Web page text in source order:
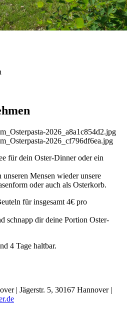
2026_a8a1c854d2.jpg
2026_cf796df6ea.jpg
für dein Oster-Dinner oder ein
Mensen wieder unsere
oder auch als Osterkorb.
für insgesamt 4€ pro
schnapp dir deine Portion Oster-
4 Tage haltbar.
| Jägerstr. 5, 30167 Hannover |